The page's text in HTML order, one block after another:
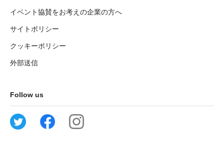
イベント協賛をお考えの企業の方へ
サイトポリシー
クッキーポリシー
外部送信
Follow us